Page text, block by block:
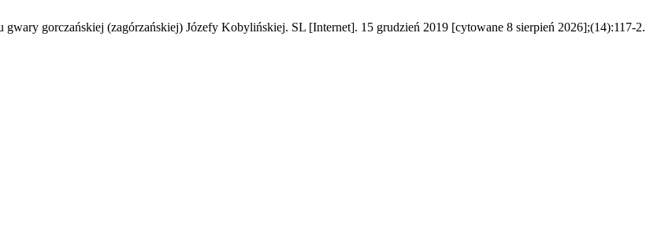
gorczańskiej (zagórzańskiej) Józefy Kobylińskiej. SL [Internet]. 15 grudzień 2019 [cytowane 8 sierpień 2026];(14):117-2.